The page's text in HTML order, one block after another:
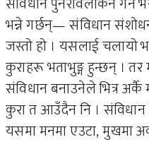
भन्ने गर्छन्— संविधान
जस्तो हो । यसलाई चलायो
कुराहरू भताभुङ्ग हुन्छन् । तर
संविधान बनाउनेले भित्र
कुरा त आउँदैन नि । संविधान
यसमा मनमा एउटा, मुखमा